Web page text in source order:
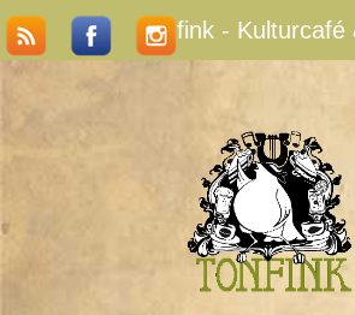
Tonfink - Kulturcafé